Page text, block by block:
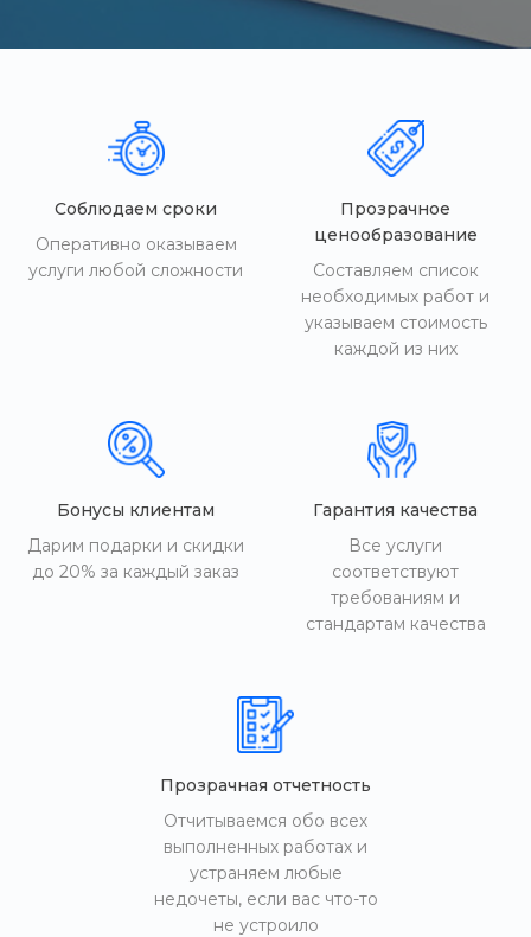
Соблюдаем сроки
Оперативно оказываем
услуги любой сложности
Прозрачное
ценообразование
Составляем список
необходимых работ и
указываем стоимость
каждой из них
Бонусы клиентам
Дарим подарки и скидки
до 20% за каждый заказ
Гарантия качества
Все услуги
соответствуют
требованиям и
стандартам качества
Прозрачная отчетность
Отчитываемся обо всех
выполненных работах и
устраняем любые
недочеты, если вас что-то
не устроило